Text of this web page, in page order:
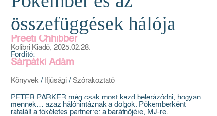
összefüggések hálója
Preeti Chhibber
Kolibri Kiadó, 2025.02.28.
Fordító:
Sárpátki Ádám
Könyvek / Ifjúsági / Szórakoztató
PETER PARKER még csak most kezd belerázódni, hogyan
mennek… azaz hálóhintáznak a dolgok. Pókemberként
rátalált a tökéletes partnerre: a barátnőjére, MJ-re.